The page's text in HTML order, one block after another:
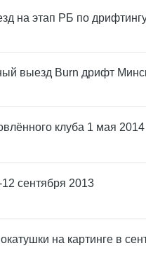
на этап РБ по
выезд Burn дрифт
клуба 1 мая 2014
сентября 2013
на картинге в